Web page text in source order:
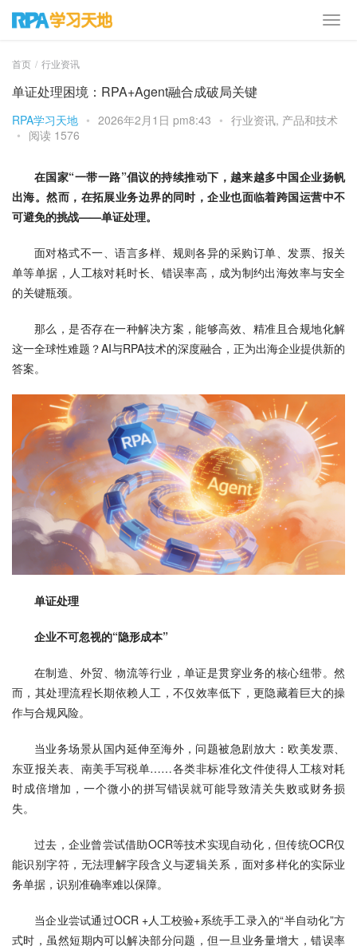
首页 行业资讯
单证处理困境：RPA+Agent融合成破局关键
RPA学习天地 • 2026年2月1日 pm8:43 • 行业资讯, 产品和技术
• 阅读 1576
在国家“一带一路”倡议的持续推动下，越来越多中国企业扬帆
出海。然而，在拓展业务边界的同时，企业也面临着跨国运营中不
可避免的挑战——单证处理。
面对格式不一、语言多样、规则各异的采购订单、发票、报关
单等单据，人工核对耗时长、错误率高，成为制约出海效率与安全
的关键瓶颈。
那么，是否存在一种解决方案，能够高效、精准且合规地化解
这一全球性难题？AI与RPA技术的深度融合，正为出海企业提供新的
答案。
单证处理
企业不可忽视的“隐形成本”
在制造、外贸、物流等行业，单证是贯穿业务的核心纽带。然
而，其处理流程长期依赖人工，不仅效率低下，更隐藏着巨大的操
作与合规风险。
当业务场景从国内延伸至海外，问题被急剧放大：欧美发票、
东亚报关表、南美手写税单……各类非标准化文件使得人工核对耗
时成倍增加，一个微小的拼写错误就可能导致清关失败或财务损
失。
过去，企业曾尝试借助OCR等技术实现自动化，但传统OCR仅
能识别字符，无法理解字段含义与逻辑关系，面对多样化的实际业
务单据，识别准确率难以保障。
当企业尝试通过OCR +人工校验+系统手工录入的“半自动化”方
式时，虽然短期内可以解决部分问题，但一旦业务量增大，错误率